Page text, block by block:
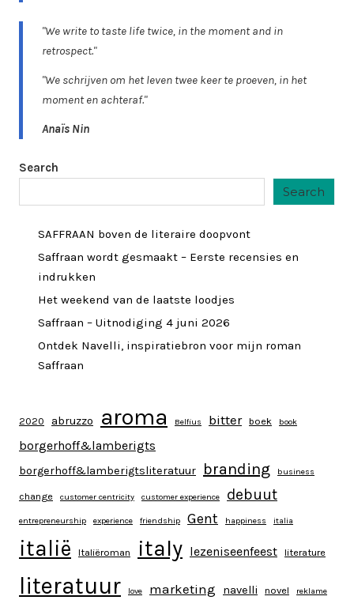
"We write to taste life twice, in the moment and in
retrospect."
"We schrijven om het leven twee keer te proeven, in het
moment en achteraf."
Anaïs Nin
Search
Search
SAFFRAAN boven de literaire doopvont
Saffraan wordt gesmaakt – Eerste recensies en
indrukken
Het weekend van de laatste loodjes
Saffraan – Uitnodiging 4 juni 2026
Ontdek Navelli, inspiratiebron voor mijn roman
Saffraan
2020 abruzzo aroma Belfius bitter boek book
borgerhoff&lamberigts
borgerhoff&lamberigtsliteratuur branding business
change customer centricity customer experience debuut
entrepreneurship experience friendship Gent happiness italia
italië Italiëroman italy lezeniseenfeest literature
literatuur love marketing navelli novel reklame